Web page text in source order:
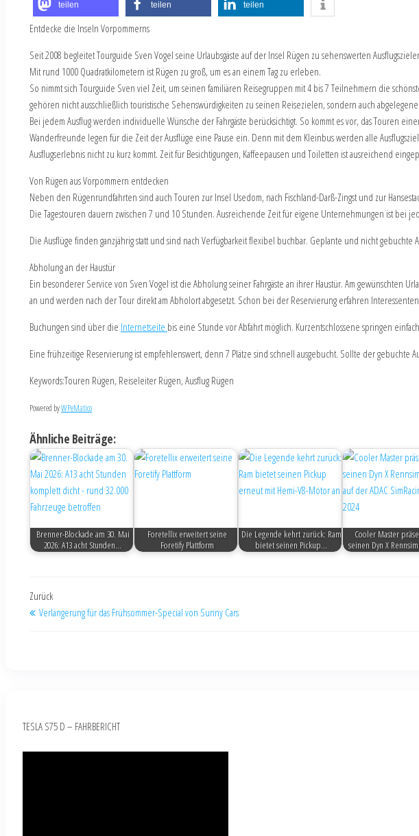
teilen teilen teilen
Entdecke die Inseln Vorpommerns
Seit 2008 begleitet Tourguide Sven Vogel seine Urlaubsgäste auf der Insel Rügen zu sehenswerten
Mit rund 1000 Quadratkilometern ist Rügen zu groß, um es an einem Tag zu erleben.
So nimmt sich Tourguide Sven viel Zeit, um seinen familiären Reisegruppen mit 4 bis 7 Teilnehmern die
gehören nicht ausschließlich touristische Sehenswürdigkeiten zu seinen Reisezielen, sondern auch
Bei jedem Ausflug werden individuelle Wünsche der Fahrgäste berücksichtigt. So kommt es vor, das Touren
Wanderfreunde legen für die Zeit der Ausflüge eine Pause ein. Denn mit dem Kleinbus werden alle
Ausflugserlebnis nicht zu kurz kommt. Zeit für Besichtigungen, Kaffeepausen und Toiletten ist ausreichend
Von Rügen aus Vorpommern entdecken
Neben den Rügenrundfahrten sind auch Touren zur Insel Usedom, nach Fischland-Darß-Zingst und zur
Die Tagestouren dauern zwischen 7 und 10 Stunden. Ausreichende Zeit für eigene Unternehmungen ist bei
Die Ausflüge finden ganzjährig statt und sind nach Verfügbarkeit flexibel buchbar. Geplante und nicht
Abholung an der Haustür
Ein besonderer Service von Sven Vogel ist die Abholung seiner Fahrgäste an ihrer Haustür. Am gewünschten
an und werden nach der Tour direkt am Abholort abgesetzt. Schon bei der Reservierung erfahren
Buchungen sind über die Internetseite bis eine Stunde vor Abfahrt möglich. Kurzentschlossene springen
Eine frühzeitige Reservierung ist empfehlenswert, denn 7 Plätze sind schnell ausgebucht. Sollte der gebuchte
Keywords:Touren Rügen, Reiseleiter Rügen, Ausflug Rügen
Powered byWPeMatico
Ähnliche Beiträge:
Brenner-Blockade am 30. Mai
2026: A13 acht Stunden…
Foretellix erweitert seine
Foretify Plattform
Die Legende kehrt zurück: Ram
bietet seinen Pickup…
Cooler Master
seinen Dyn X
Zurück
Verlängerung für das Frühsommer-Special von Sunny Cars
TESLA S75 D – FAHRBERICHT